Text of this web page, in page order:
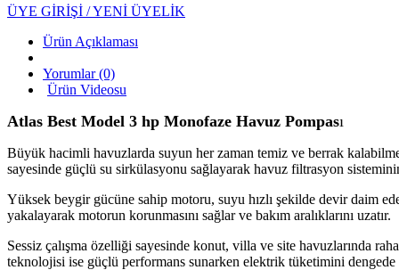
ÜYE GİRİŞİ / YENİ ÜYELİK
Ürün Açıklaması
Yorumlar (0)
Ürün Videosu
Atlas Best Model 3 hp Monofaze Havuz Pompası
Büyük hacimli havuzlarda suyun her zaman temiz ve berrak
sayesinde güçlü su sirkülasyonu sağlayarak havuz filtrasyon
Yüksek beygir gücüne sahip motoru, suyu hızlı şekilde devir daim
yakalayarak motorun korunmasını sağlar ve bakım aralıklarını uzatır.
Sessiz çalışma özelliği sayesinde konut, villa ve site havuzlarında
teknolojisi ise güçlü performans sunarken elektrik tüketimini dengede